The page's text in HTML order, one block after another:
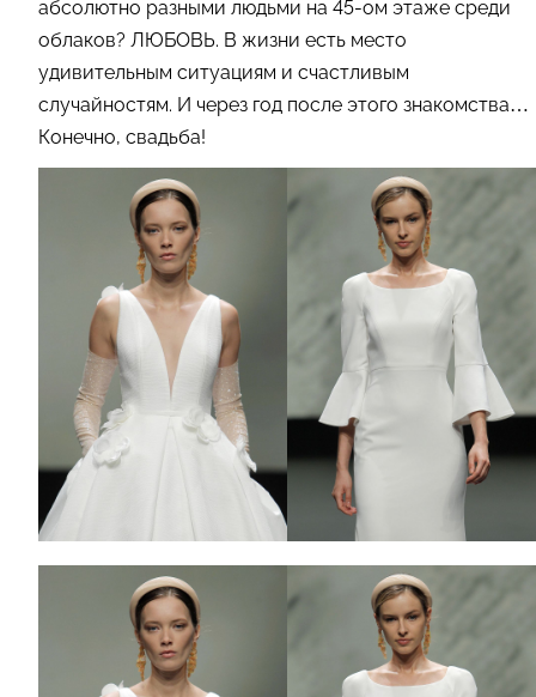
абсолютно разными людьми на 45-ом этаже среди
облаков? ЛЮБОВЬ. В жизни есть место
удивительным ситуациям и счастливым
случайностям. И через год после этого знакомства…
Конечно, свадьба!